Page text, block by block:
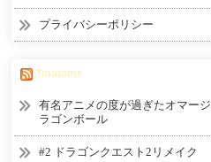
プライバシーポリシー
Tmatome
有名アニメの度が過ぎたオマー
ラゴンボール
#2 ドラゴンクエスト2リメイク